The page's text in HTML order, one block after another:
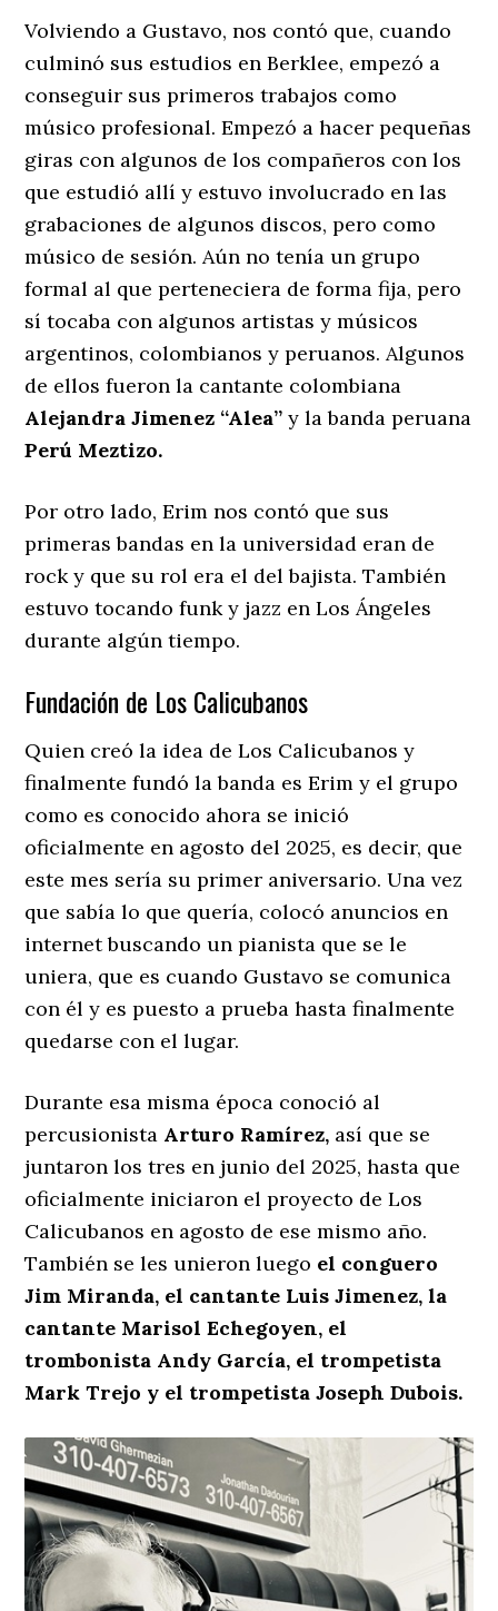
Volviendo a Gustavo, nos contó que, cuando
culminó sus estudios en Berklee, empezó a
conseguir sus primeros trabajos como
músico profesional. Empezó a hacer pequeñas
giras con algunos de los compañeros con los
que estudió allí y estuvo involucrado en las
grabaciones de algunos discos, pero como
músico de sesión. Aún no tenía un grupo
formal al que perteneciera de forma fija, pero
sí tocaba con algunos artistas y músicos
argentinos, colombianos y peruanos. Algunos
de ellos fueron la cantante colombiana
Alejandra Jimenez ‘‘Alea’’ y la banda peruana
Perú Meztizo.
Por otro lado, Erim nos contó que sus
primeras bandas en la universidad eran de
rock y que su rol era el del bajista. También
estuvo tocando funk y jazz en Los Ángeles
durante algún tiempo.
Fundación de Los Calicubanos
Quien creó la idea de Los Calicubanos y
finalmente fundó la banda es Erim y el grupo
como es conocido ahora se inició
oficialmente en agosto del 2025, es decir, que
este mes sería su primer aniversario. Una vez
que sabía lo que quería, colocó anuncios en
internet buscando un pianista que se le
uniera, que es cuando Gustavo se comunica
con él y es puesto a prueba hasta finalmente
quedarse con el lugar.
Durante esa misma época conoció al
percusionista Arturo Ramírez, así que se
juntaron los tres en junio del 2025, hasta que
oficialmente iniciaron el proyecto de Los
Calicubanos en agosto de ese mismo año.
También se les unieron luego el conguero
Jim Miranda, el cantante Luis Jimenez, la
cantante Marisol Echegoyen, el
trombonista Andy García, el trompetista
Mark Trejo y el trompetista Joseph Dubois.